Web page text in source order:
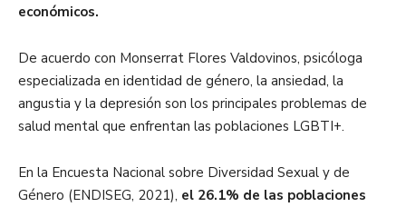
económicos.
De acuerdo con Monserrat Flores Valdovinos, psicóloga
especializada en identidad de género, la ansiedad, la
angustia y la depresión son los principales problemas de
salud mental que enfrentan las poblaciones LGBTI+.
En la Encuesta Nacional sobre Diversidad Sexual y de
Género (ENDISEG, 2021), el 26.1% de las poblaciones